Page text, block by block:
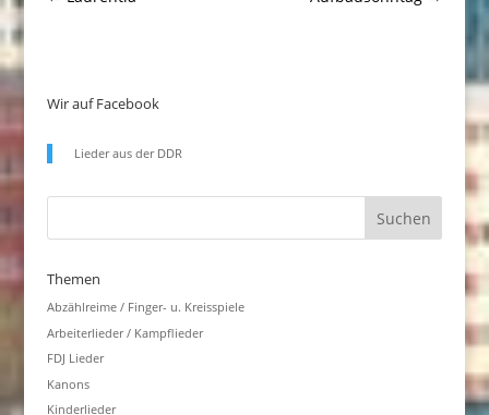
Wir auf Facebook
Lieder aus der DDR
Themen
Abzählreime / Finger- u. Kreisspiele
Arbeiterlieder / Kampflieder
FDJ Lieder
Kanons
Kinderlieder